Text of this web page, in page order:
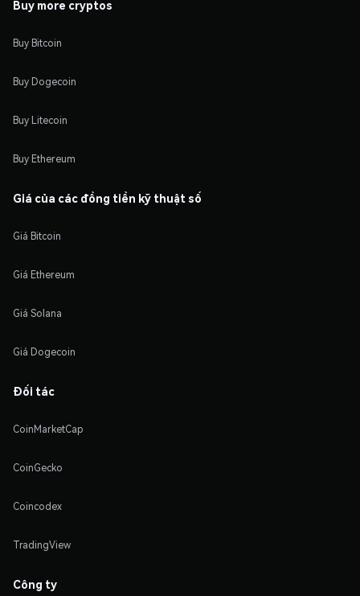
Buy more cryptos
Buy Bitcoin
Buy Dogecoin
Buy Litecoin
Buy Ethereum
Giá của các đồng tiền kỹ thuật số
Giá Bitcoin
Giá Ethereum
Giá Solana
Giá Dogecoin
Đối tác
CoinMarketCap
CoinGecko
Coincodex
TradingView
Công ty